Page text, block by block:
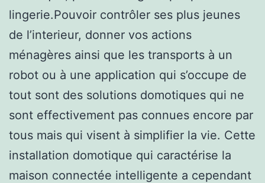
lingerie.Pouvoir contrôler ses plus jeunes
de l’interieur, donner vos actions
ménagères ainsi que les transports à un
robot ou à une application qui s’occupe de
tout sont des solutions domotiques qui ne
sont effectivement pas connues encore par
tous mais qui visent à simplifier la vie. Cette
installation domotique qui caractérise la
maison connectée intelligente a cependant